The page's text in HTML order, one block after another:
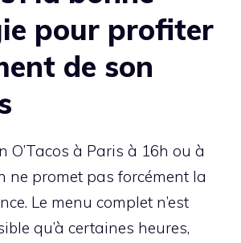
pour profiter
de son
O’Tacos à Paris à 16h ou à
ne promet pas forcément la
Le menu complet n’est
qu’à certaines heures,